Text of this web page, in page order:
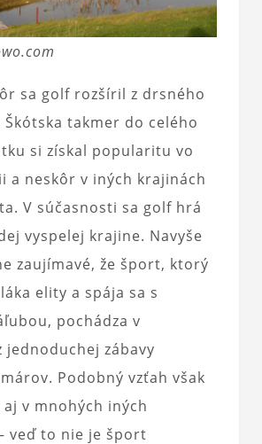
sa golf rozšíril z drsného
takmer do celého
si získal popularitu vo
a neskôr v iných krajinách
V súčasnosti sa golf hrá
vyspelej krajine. Navyše
zaujímavé, že šport, ktorý
elity a spája sa s
pochádza v
jednoduchej zábavy
Podobný vzťah však
v mnohých iných
veď to nie je šport